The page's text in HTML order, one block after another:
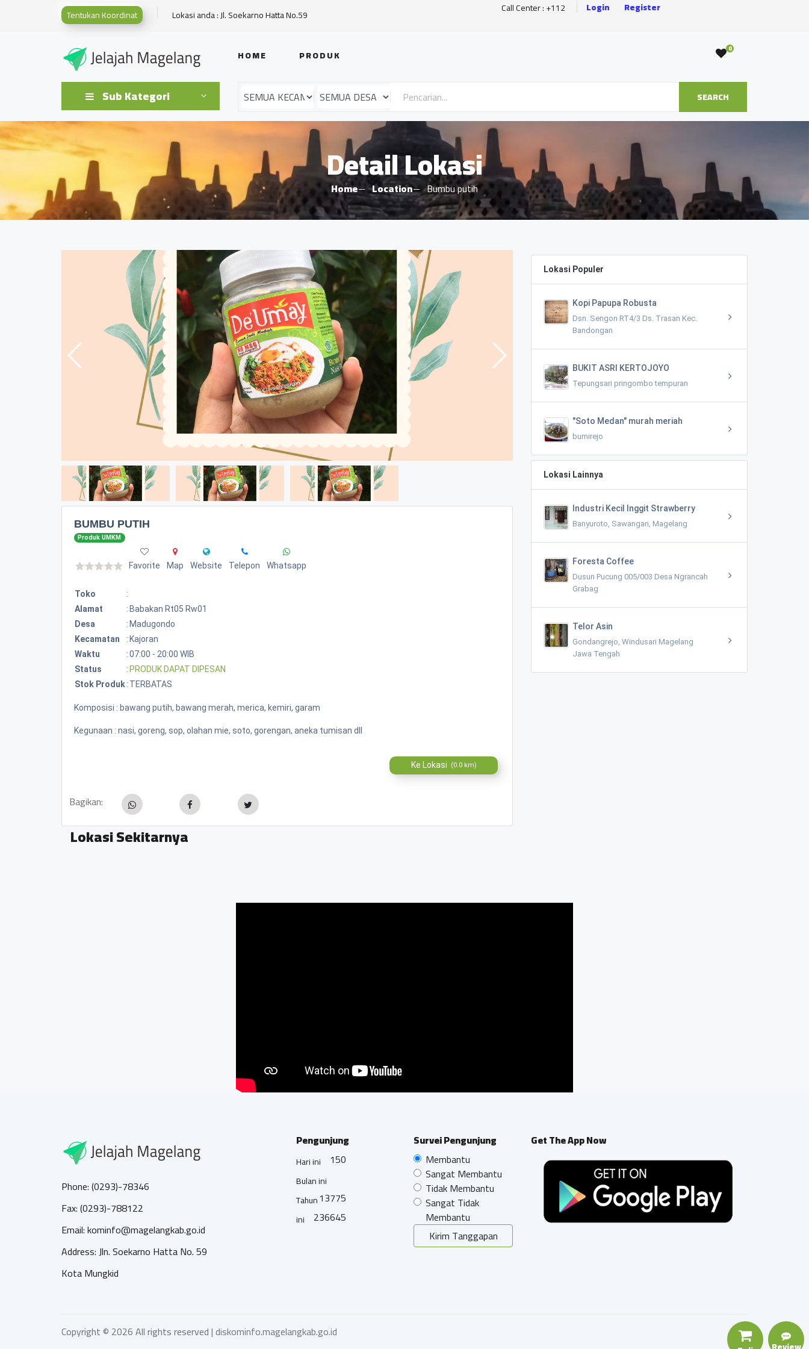
Tentukan Koordinat Lokasi anda : Jl. Soekarno Hatta No.59 Call Center : +112 Login Register
HOME PRODUK 0
Sub Kategori SEARCH
Detail Lokasi
Home Location Bumbu putih
BUMBU PUTIH
Produk UMKM
Favorite Map Website Telepon Whatsapp
Toko
:
Alamat
: Babakan Rt05 Rw01
Desa
: Madugondo
Kecamatan
: Kajoran
Waktu
:07:00 - 20:00 WIB
Status
: PRODUK DAPAT DIPESAN
Stok Produk: TERBATAS
Komposisi : bawang putih, bawang merah, merica, kemiri, garam
Kegunaan : nasi, goreng, sop, olahan mie, soto, gorengan, aneka tumisan dll
Ke Lokasi (0.0 km)
Bagikan:
Lokasi Sekitarnya
Lokasi Populer
Kopi Papupa Robusta
Dsn. Sengon RT4/3 Ds. Trasan Kec.
Bandongan
BUKIT ASRI KERTOJOYO
Tepungsari pringombo tempuran
"Soto Medan" murah meriah
bumirejo
Lokasi Lainnya
Industri Kecil Inggit Strawberry
Banyuroto, Sawangan, Magelang
Foresta Coffee
Dusun Pucung 005/003 Desa Ngrancah
Grabag
Telor Asin
Gondangrejo, Windusari Magelang
Jawa Tengah
Phone: (0293)-78346
Fax: (0293)-788122
Email: kominfo@magelangkab.go.id
Address: Jln. Soekarno Hatta No. 59
Kota Mungkid
Pengunjung
Hari ini 150
Bulan ini
13775
Tahun
ini
236645
Survei Pengunjung
Membantu
Sangat Membantu
Tidak Membantu
Sangat Tidak
Membantu
Kirim Tanggapan
Get The App Now
Copyright © 2026 All rights reserved |diskominfo.magelangkab.go.id